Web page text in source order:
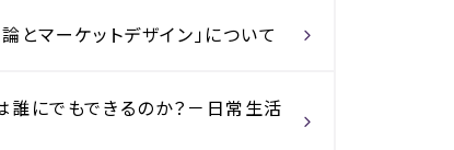
とマーケットデザイン」について
誰にでもできるのか？－日常生活